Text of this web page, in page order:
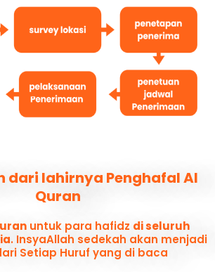
dari lahirnya Penghafal Al
Quran
untuk para hafidz di seluruh
. InsyaAllah sedekah akan menjadi
Setiap Huruf yang di baca